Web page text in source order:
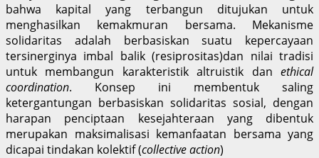
bahwa kapital yang terbangun ditujukan untuk
menghasilkan kemakmuran bersama. Mekanisme
solidaritas adalah berbasiskan suatu kepercayaan
tersinerginya imbal balik (resiprositas)dan nilai tradisi
untuk membangun karakteristik altruistik dan ethical
coordination. Konsep ini membentuk saling
ketergantungan berbasiskan solidaritas sosial, dengan
harapan penciptaan kesejahteraan yang dibentuk
merupakan maksimalisasi kemanfaatan bersama yang
dicapai tindakan kolektif (collective action)